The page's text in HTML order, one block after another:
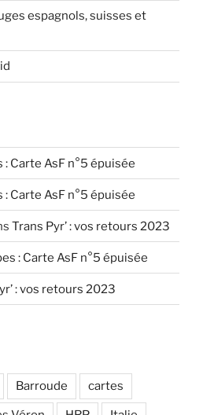
espagnols, suisses et
: Carte AsF n°5 épuisée
: Carte AsF n°5 épuisée
Trans Pyr’ : vos retours 2023
: Carte AsF n°5 épuisée
: vos retours 2023
Barroude cartes